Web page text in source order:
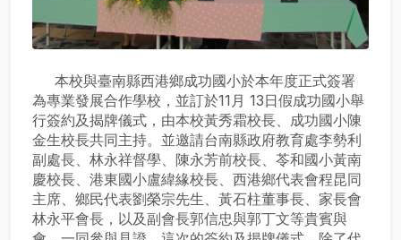
本校與臺南縣西港鄉成功國小於本年度正式簽署
為專業發展合作學校，並訂於11月 13日假成功國小舉
行簽約及揭牌儀式，由本校黃秀霜校長、成功國小陳
金生校長共同主持。並邀請台南縣政府教育處李勢利
副處長、林永祥督學、陳永芳前校長、苓和國小黃南
慶校長、港東國小盧緯緣校長、西港鄉代表會程昆同
主席、鄉民代表劉榮宗先生、黃石柱董事長、家長會
林永平會長，以及副會長郭信忠與郭丁文等貴賓與